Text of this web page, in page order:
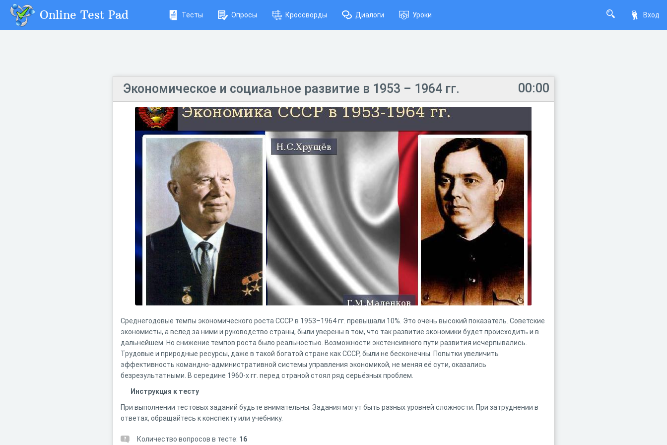
Вход
Online Test Pad Тесты Опросы Кроссворды Диалоги Уроки
00:00
Экономическое и социальное развитие в 1953 – 1964 гг.
Среднегодовые темпы экономического роста СССР в 1953–1964 гг. превышали 10%. Это очень высокий показатель. Советские
экономисты, а вслед за ними и руководство страны, были уверены в том, что так развитие экономики будет происходить и в
дальнейшем. Но снижение темпов роста было реальностью. Возможности экстенсивного пути развития исчерпывались.
Трудовые и природные ресурсы, даже в такой богатой стране как СССР, были не бесконечны. Попытки увеличить
эффективность командно-административной системы управления экономикой, не меняя её сути, оказались
безрезультатными. В середине 1960-х гг. перед страной стоял ряд серьёзных проблем.
Инструкция к тесту
При выполнении тестовых заданий будьте внимательны. Задания могут быть разных уровней сложности. При затруднении в
ответах, обращайтесь к конспекту или учебнику.
Количество вопросов в тесте: 16